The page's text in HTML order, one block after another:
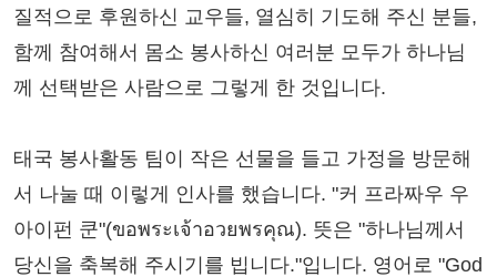
질적으로 후원하신 교우들, 열심히 기도해 주신 분들,
함께 참여해서 몸소 봉사하신 여러분 모두가 하나님
께 선택받은 사람으로 그렇게 한 것입니다.
태국 봉사활동 팀이 작은 선물을 들고 가정을 방문해
서 나눌 때 이렇게 인사를 했습니다. "커 프라짜우 우
아이펀 쿤"(ขอพระเจ้าอวยพรคุณ). 뜻은 "하나님께서
당신을 축복해 주시기를 빕니다."입니다. 영어로 "God